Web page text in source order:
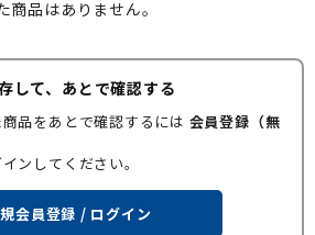
商品はありません。
して、あとで確認する
品をあとで確認するには 会員登録（無
ンしてください。
会員登録 / ログイン